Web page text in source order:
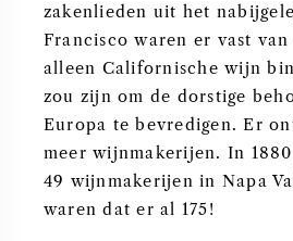
zakenlieden uit het
Francisco waren er vast
alleen Californische wijn
zou zijn om de dorstige
Europa te bevredigen. Er
meer wijnmakerijen. In
49 wijnmakerijen in Napa
waren dat er al 175!